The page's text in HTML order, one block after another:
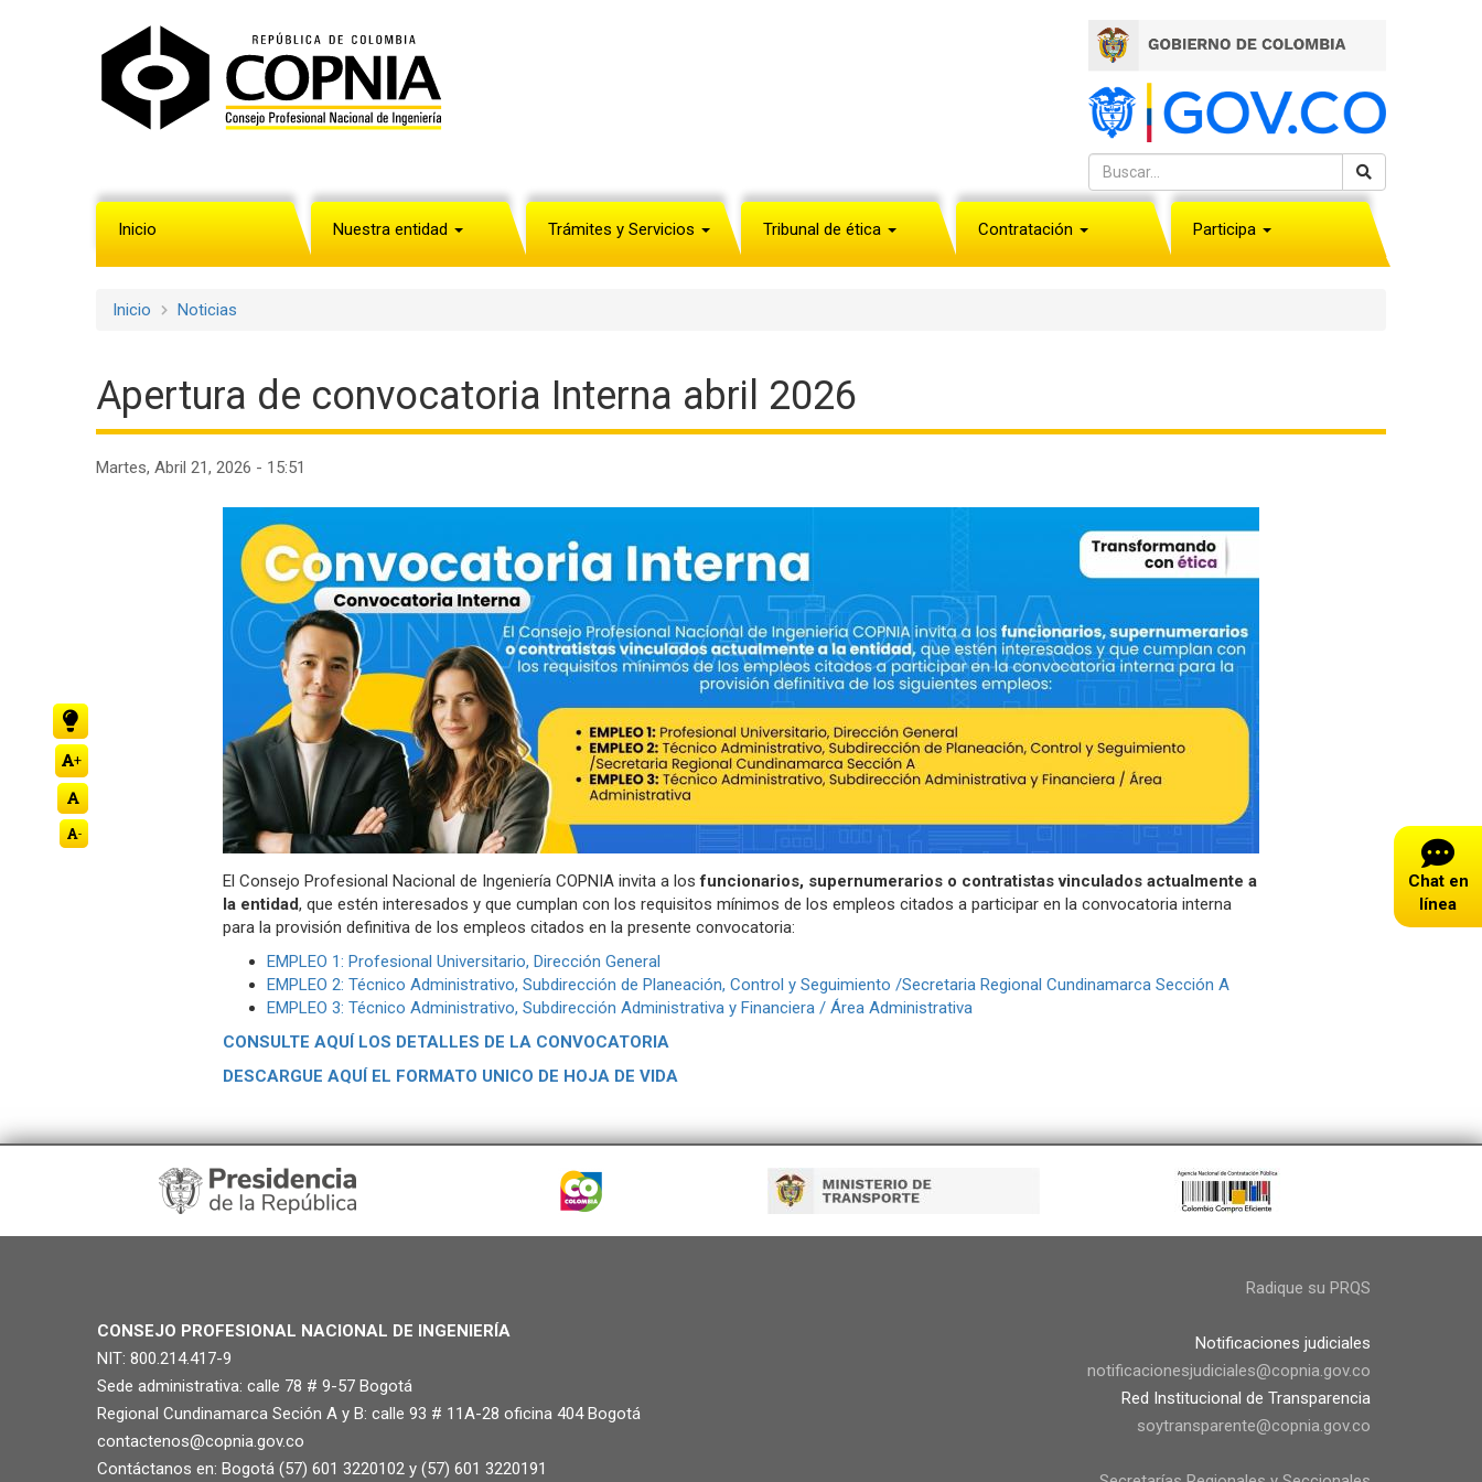
Navegación
principal
Inicio Nuestra entidad Trámites y Servicios Tribunal de ética Contratación Participa
enlaces
de
ayuda
a
navegación
Inicio Noticias
Apertura de convocatoria Interna abril 2026
Martes, Abril 21, 2026 - 15:51
El Consejo Profesional Nacional de Ingeniería COPNIA invita a losfuncionarios, supernumerarios o contratistas vinculados actualmente a
la entidad, que estén interesados y que cumplan con los requisitos mínimos de los empleos citados a participar en la convocatoria interna
para la provisión definitiva de los empleos citados en la presente convocatoria:
EMPLEO 1: Profesional Universitario, Dirección General
EMPLEO 2: Técnico Administrativo, Subdirección de Planeación, Control y Seguimiento /Secretaria Regional Cundinamarca Sección A
EMPLEO 3: Técnico Administrativo, Subdirección Administrativa y Financiera / Área Administrativa
CONSULTE AQUÍ LOS DETALLES DE LA CONVOCATORIA
DESCARGUE AQUÍ EL FORMATO UNICO DE HOJA DE VIDA
+
-
CONSEJO PROFESIONAL NACIONAL DE INGENIERÍA
NIT: 800.214.417-9
Sede administrativa: calle 78 # 9-57 Bogotá
Regional Cundinamarca Seción A y B: calle 93 # 11A-28 oficina 404 Bogotá
contactenos@copnia.gov.co
Contáctanos en: Bogotá (57) 601 3220102 y (57) 601 3220191
Radique su PRQS
Notificaciones judiciales
notificacionesjudiciales@copnia.gov.co
Red Institucional de Transparencia
soytransparente@copnia.gov.co
Chat en
línea